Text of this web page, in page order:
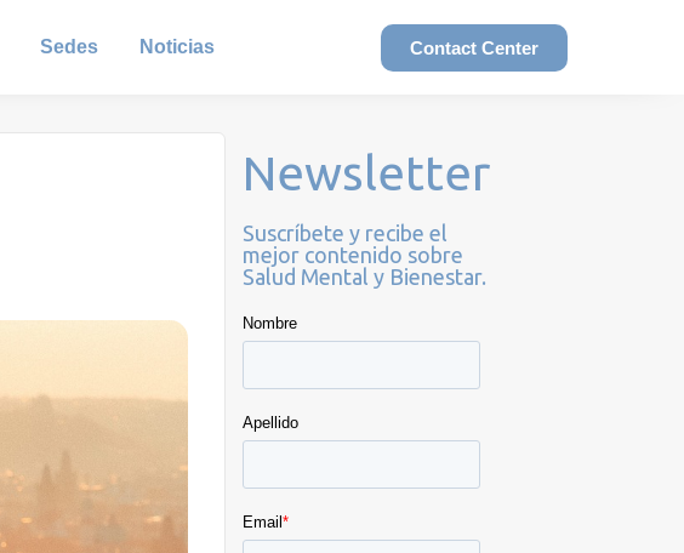
Sedes Noticias Contact Center
Newsletter
Suscríbete y recibe el
mejor contenido sobre
Salud Mental y Bienestar.